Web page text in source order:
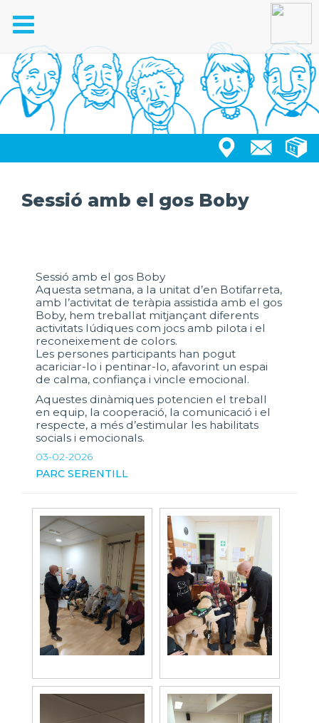
Toggle
navigation
Sessió amb el gos Boby
Sessió amb el gos Boby
Aquesta setmana, a la unitat d’en Botifarreta,
amb l’activitat de teràpia assistida amb el gos
Boby, hem treballat mitjançant diferents
activitats lúdiques com jocs amb pilota i el
reconeixement de colors.
Les persones participants han pogut
acariciar-lo i pentinar-lo, afavorint un espai
de calma, confiança i vincle emocional.
Aquestes dinàmiques potencien el treball
en equip, la cooperació, la comunicació i el
respecte, a més d’estimular les habilitats
socials i emocionals.
03-02-2026
PARC SERENTILL